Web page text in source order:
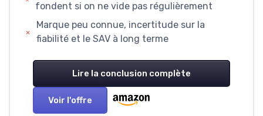
fondent si on ne vide pas régulièrement
Marque peu connue, incertitude sur la
fiabilité et le SAV à long terme
Lire la conclusion complète
Voir l'offre